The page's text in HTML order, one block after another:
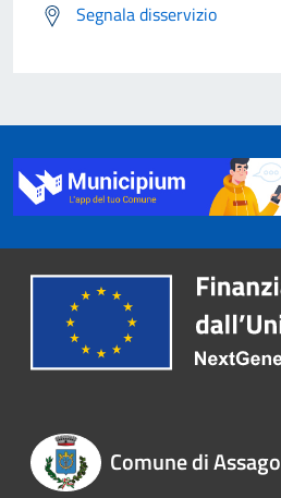
Segnala disservizio
Comune di Assago